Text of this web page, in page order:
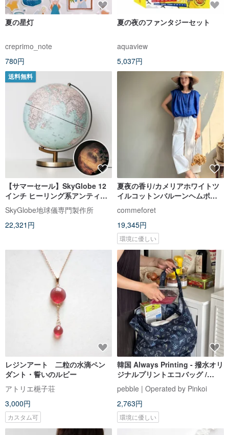
夏の星灯
creprimo_note
780円
夏の夜のファンタジーセット
aquaview
5,037円
送料無料
【サマーセール】SkyGlobe 12
インチ ヒーリング系アンティー
ク調 宇宙タッチ型地球儀
SkyGlobe地球儀専門製作所
22,321円
夏夜の香り/カメリアホワイトツ
イルコットンバルーンヘムポケ
ット付きハーレムパンツ/ウエス
トゴム
commeforet
19,345円
環境に優しい
レジンアート 二粒の水滴ペン
ダント・誓いのルビー
アトリエ梔子荘
3,000円
カスタム可
韓国 Always Printing - 撥水オリ
ジナルプリントエコバッグ /
Summer Night
pebble | Operated by Pinkoi
2,763円
環境に優しい